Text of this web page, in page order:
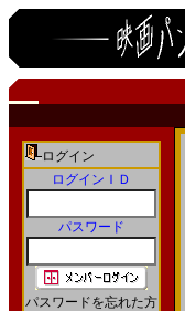
ログイン
ログインＩＤ
パスワード
パスワードを忘れた方